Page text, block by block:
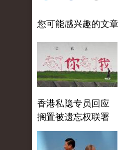
您可能感兴趣的文章
香港私隐专员回应
搁置被遗忘权联署